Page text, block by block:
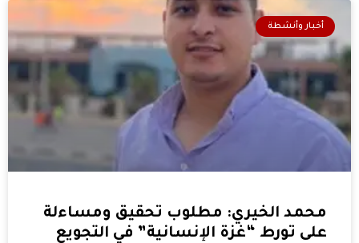
أخبار وأنشطة
محمد الخيري: مطلوب تحقيق ومساءلة
على تورط “غزة الإنسانية” في التجويع